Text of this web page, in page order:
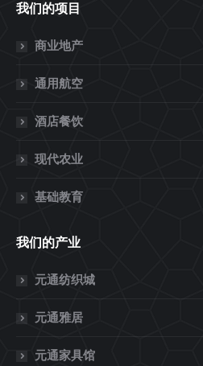
我们的项目
商业地产
通用航空
酒店餐饮
现代农业
基础教育
我们的产业
元通纺织城
元通雅居
元通家具馆